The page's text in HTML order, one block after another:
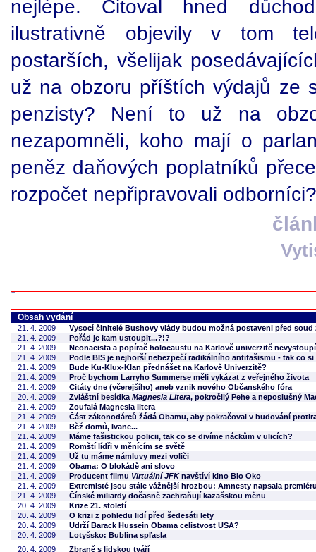
nejlépe. Citoval hned
ilustrativně objevily v tom
postarších, všelijak
už na obzoru příštích výdajů ze
penzisty? Není to už na
nezapomněli, koho mají o
peněz daňových poplatníků
rozpočet nepřipravovali
Obsah vydání
21. 4. 2009
Vysocí činitelé Bushovy vlády budou možná postaveni před soud
21. 4. 2009
Pořád je kam ustoupit...?!?
21. 4. 2009
Neonacista a popírač holocaustu na Karlově univerzitě nevystoupí
21. 4. 2009
Podle BIS je nejhorší nebezpečí radikálního antifašismu - tak co si
21. 4. 2009
Bude Ku-Klux-Klan přednášet na Karlově Univerzitě?
21. 4. 2009
Proč bychom Larryho Summerse měli vykázat z veřejného života
21. 4. 2009
Citáty dne (včerejšího) aneb vznik nového Občanského fóra
20. 4. 2009
Zvláštní besídka Magnesia Litera, pokročilý Pehe a neposlušný
21. 4. 2009
Zoufalá Magnesia litera
21. 4. 2009
Část zákonodárců žádá Obamu, aby pokračoval v budování
21. 4. 2009
Běž domů, Ivane...
21. 4. 2009
Máme fašistickou policii, tak co se divíme náckům v ulicích?
21. 4. 2009
Romští lídři v měnícím se světě
21. 4. 2009
Už tu máme námluvy mezi voliči
21. 4. 2009
Obama: O blokádě ani slovo
21. 4. 2009
Producent filmu Virtuální JFKnavštíví kino Bio Oko
21. 4. 2009
Extremisté jsou stále vážnější hrozbou: Amnesty napsala
21. 4. 2009
Čínské miliardy dočasně zachraňují kazašskou měnu
20. 4. 2009
Krize 21. století
20. 4. 2009
O krizi z pohledu lidí před šedesáti lety
20. 4. 2009
Udrží Barack Hussein Obama celistvost USA?
20. 4. 2009
Lotyšsko: Bublina spľasla
20. 4. 2009
Zbraně s lidskou tváří